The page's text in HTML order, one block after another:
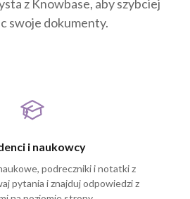
i naukowcy
podreczniki i notatki z
pytania i znajduj odpowiedzi z
na poziomie strony.